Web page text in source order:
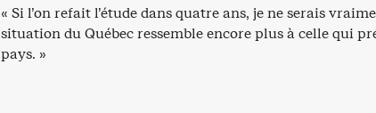
« Si l’on refait l’étude dans quatre ans, je ne serais
situation du Québec ressemble encore plus à celle qui
pays. »